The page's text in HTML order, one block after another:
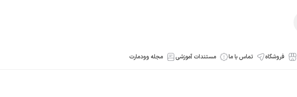
فروشگاه تماس با ما مستندات آموزشی مجله وودمارت